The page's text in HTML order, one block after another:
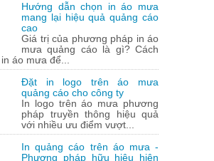
Hướng dẫn chọn in áo mưa
mang lại hiệu quả quảng cáo
cao
Giá trị của phương pháp in áo
mưa quảng cáo là gì? Cách
áo mưa để...
Đặt in logo trên áo mưa
quảng cáo cho công ty
In logo trên áo mưa phương
pháp truyền thông hiệu quả
với nhiều ưu điểm vượt...
In quảng cáo trên áo mưa -
Phương pháp hữu hiệu hiện